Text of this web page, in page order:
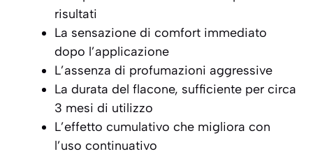
risultati
La sensazione di comfort immediato
dopo l’applicazione
L’assenza di profumazioni aggressive
La durata del flacone, sufficiente per circa
3 mesi di utilizzo
L’effetto cumulativo che migliora con
l’uso continuativo